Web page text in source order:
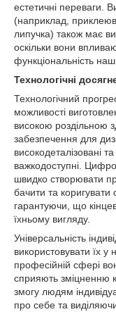
естетичні переваги.
(наприклад,
липучка) також має
оскільки вони
функціональність
Технологічні
Технологічний
можливості
високою роздільною
забезпечення для
високодеталізовані
важкодоступні.
швидко створювати
бачити та коригувати
гарантуючи, що
їхньому вигляду.
Універсальність
використовувати їх
професійній сфері
сприяють зміцненню
змогу людям
про себе та